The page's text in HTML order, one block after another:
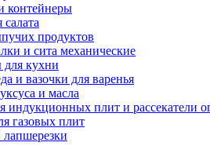
контейнеры
продуктов
и сита механические
для кухни
и вазочки для варенья
и масла
индукционных плит и рассекатели
газовых плит